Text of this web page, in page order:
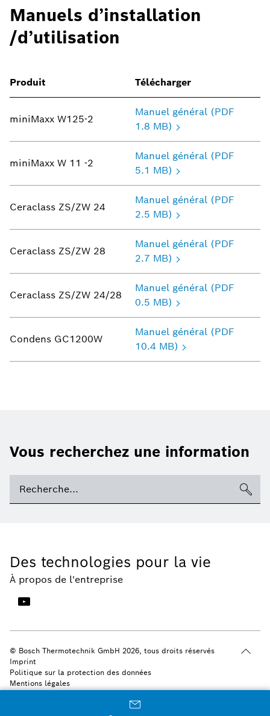
Manuels d’installation
/d’utilisation
Produit Télécharger
miniMaxx W125-2
Manuel général (PDF
1.8 MB)
miniMaxx W 11 -2
Manuel général (PDF
5.1 MB)
Ceraclass ZS/ZW 24
Manuel général (PDF
2.5 MB)
Ceraclass ZS/ZW 28
Manuel général (PDF
2.7 MB)
Ceraclass ZS/ZW 24/28
Manuel général (PDF
0.5 MB)
Condens GC1200W
Manuel général (PDF
10.4 MB)
Vous recherchez une information
Des technologies pour la vie
À propos de l'entreprise
© Bosch Thermotechnik GmbH 2026, tous droits réservés
Imprint
Politique sur la protection des données
Mentions légales